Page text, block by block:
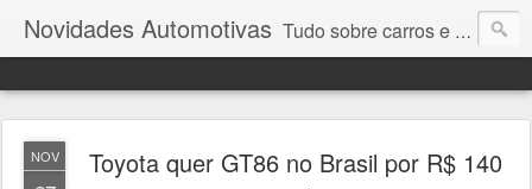
Novidades Automotivas Tudo sobre carros e motores
NOV
Toyota quer GT86 no Brasil por R$ 140